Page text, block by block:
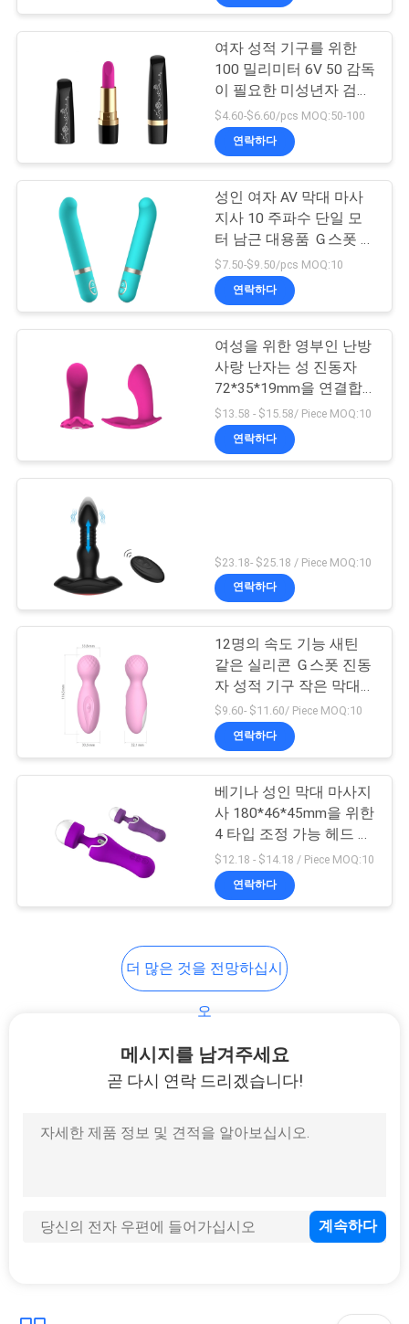
질
문
의
소
회
하
이
트
POLICY
현실적 섹스 인형
총알 진동자 성적 기
구
22
AV 막대 마사지사
26
발언 리킹 진동자
21
진동 달걀 성적 기구
항문 플러그 성적 기
여자 성적 기구를 위한
100 밀리미터 6V 50 감독
이 필요한 미성년자 검은
장미 성적 기구 핑크 립스
틱 진동자
$4.60-$6.60/pcs MOQ:50-100
연락하다
성인 여자 AV 막대 마사
지사 10 주파수 단일 모
터 남근 대용품 Ｇ스폿 진
동자
$7.50-$9.50/pcs MOQ:10
연락하다
여성을 위한 영부인 난방
사랑 난자는 성 진동자
72*35*19mm을 연결합
니다
$13.58 - $15.58/ Piece MOQ:10
연락하다
$23.18- $25.18 / Piece MOQ:10
연락하다
12명의 속도 기능 새틴
같은 실리콘 Ｇ스폿 진동
자 성적 기구 작은 막대
마사지사 10명
$9.60- $11.60/ Piece MOQ:10
연락하다
베기나 성인 막대 마사지
사 180*46*45mm을 위한
4 타입 조정 가능 헤드 실
리콘 진동자
$12.18 - $14.18 / Piece MOQ:10
연락하다
더 많은 것을 전망하십시
오
메시지를 남겨주세요
곧 다시 연락 드리겠습니다!